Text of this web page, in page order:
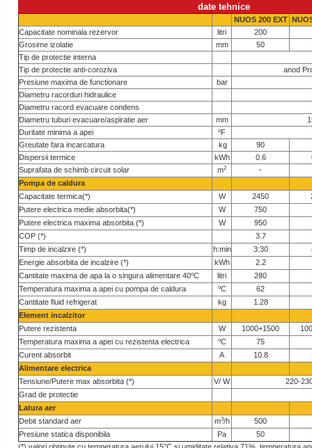
date tehnice
NUOS 200 EXT
Capacitate nominala rezervor
litri
200
Grosime izolatie
mm
50
Tip de protectie interna
Tip de protectie anti-coroziva
anod
Presiune maxima de functionare
bar
Diametru racorduri hidraulice
Diametru racord evacuare condens
Diametru tuburi evacuare/aspiratie aer
mm
Duritate minima a apei
oF
Greutate fara incarcatura
kg
90
Dispersii termice
kWh 0.6
Suprafata de schimb circuit solar
m2
-
Pompa de caldura
Capacitate termica(*)
W 2450
Putere electrica medie absorbita(*)
W
750
Putere electrica maxima absorbita (*)
W
950
COP (*)
3.7
Timp de incalzire (*)
h:min 3:30
Energie absorbita de incalzire (*)
kWh
2.2
Cantitate maxima de apa la o singura alimentare 40oC litri
280
Temperatura maxima a apei cu pompa de caldura
oC
62
Cantitate fluid refrigerat
kg 1.28
Element incalzitor
Putere rezistenta
W 1000+1500
Temperatura maxima a apei cu rezistenta electrica
oC
75
Curent absorbit
A 10.8
Alimentare electrica
Tensiune/Putere max absorbita (*)
V/ W
220-
Grad de protectie
Latura aer
Debit standard aer
m3/h
500
Presiune statica disponibila
Pa
50